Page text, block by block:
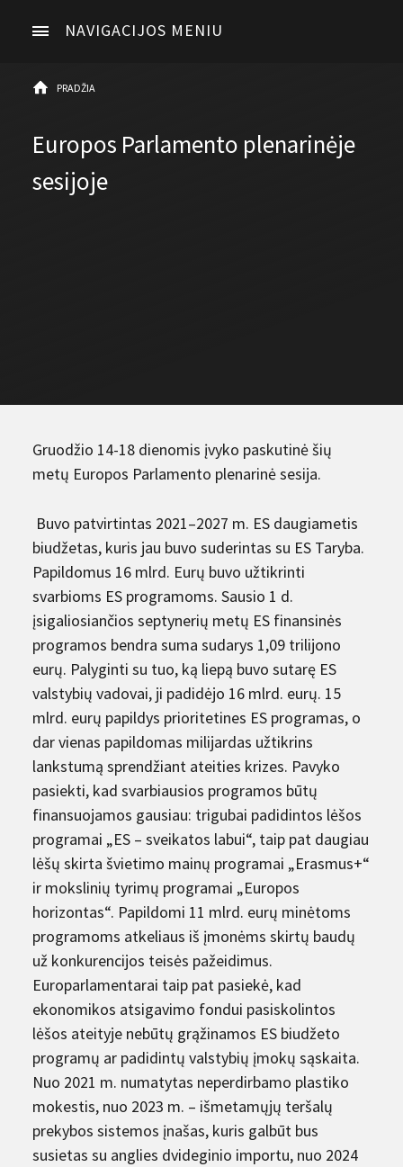
NAVIGACIJOS MENIU
PRADŽIA
Europos Parlamento plenarinėje
sesijoje
Gruodžio 14-18 dienomis įvyko paskutinė šių
metų Europos Parlamento plenarinė sesija.
Buvo patvirtintas 2021–2027 m. ES daugiametis
biudžetas, kuris jau buvo suderintas su ES Taryba.
Papildomus 16 mlrd. Eurų buvo užtikrinti
svarbioms ES programoms. Sausio 1 d.
įsigaliosiančios septynerių metų ES finansinės
programos bendra suma sudarys 1,09 trilijono
eurų. Palyginti su tuo, ką liepą buvo sutarę ES
valstybių vadovai, ji padidėjo 16 mlrd. eurų. 15
mlrd. eurų papildys prioritetines ES programas, o
dar vienas papildomas milijardas užtikrins
lankstumą sprendžiant ateities krizes. Pavyko
pasiekti, kad svarbiausios programos būtų
finansuojamos gausiau: trigubai padidintos lėšos
programai „ES – sveikatos labui“, taip pat daugiau
lėšų skirta švietimo mainų programai „Erasmus+“
ir mokslinių tyrimų programai „Europos
horizontas“. Papildomi 11 mlrd. eurų minėtoms
programoms atkeliaus iš įmonėms skirtų baudų
už konkurencijos teisės pažeidimus.
Europarlamentarai taip pat pasiekė, kad
ekonomikos atsigavimo fondui pasiskolintos
lėšos ateityje nebūtų grąžinamos ES biudžeto
programų ar padidintų valstybių įmokų sąskaita.
Nuo 2021 m. numatytas neperdirbamo plastiko
mokestis, nuo 2023 m. – išmetamųjų teršalų
prekybos sistemos įnašas, kuris galbūt bus
susietas su anglies dvideginio importu, nuo 2024